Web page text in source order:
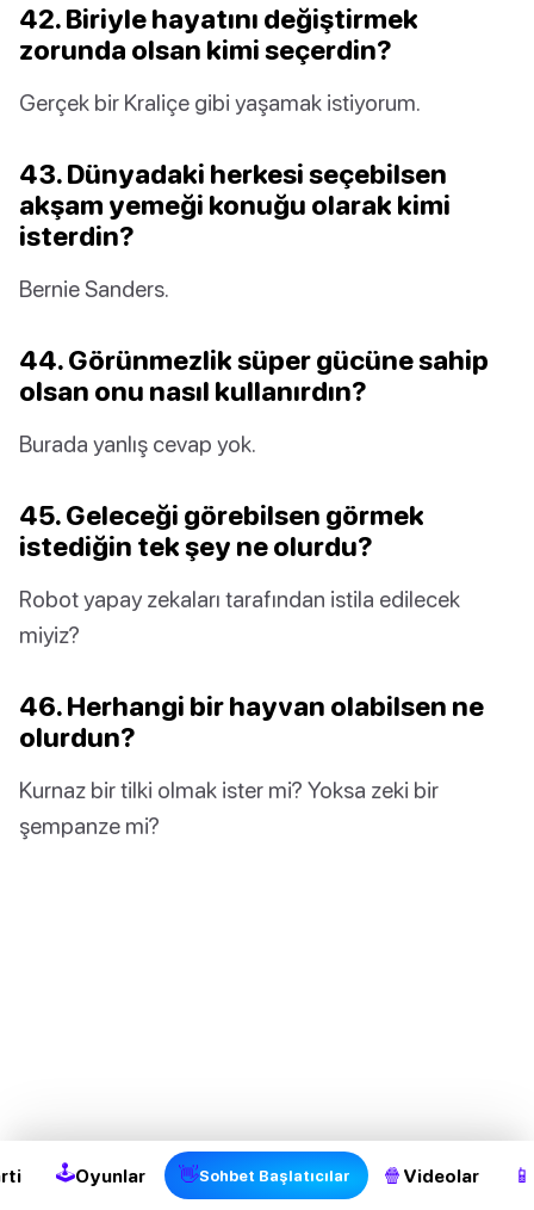
42. Biriyle hayatını değiştirmek
zorunda olsan kimi seçerdin?
Gerçek bir Kraliçe gibi yaşamak istiyorum.
43. Dünyadaki herkesi seçebilsen
akşam yemeği konuğu olarak kimi
isterdin?
Bernie Sanders.
44. Görünmezlik süper gücüne sahip
olsan onu nasıl kullanırdın?
Burada yanlış cevap yok.
45. Geleceği görebilsen görmek
istediğin tek şey ne olurdu?
Robot yapay zekaları tarafından istila edilecek
miyiz?
46. Herhangi bir hayvan olabilsen ne
olurdun?
Kurnaz bir tilki olmak ister mi? Yoksa zeki bir
şempanze mi?
🕹Oyunlar 👋Sohbet Başlatıcılar 🍿 Videolar 📱